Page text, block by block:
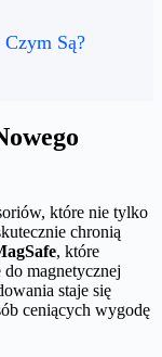
Są?
które nie tylko
chronią
, które
magnetycznej
staje się
ceniących wygodę